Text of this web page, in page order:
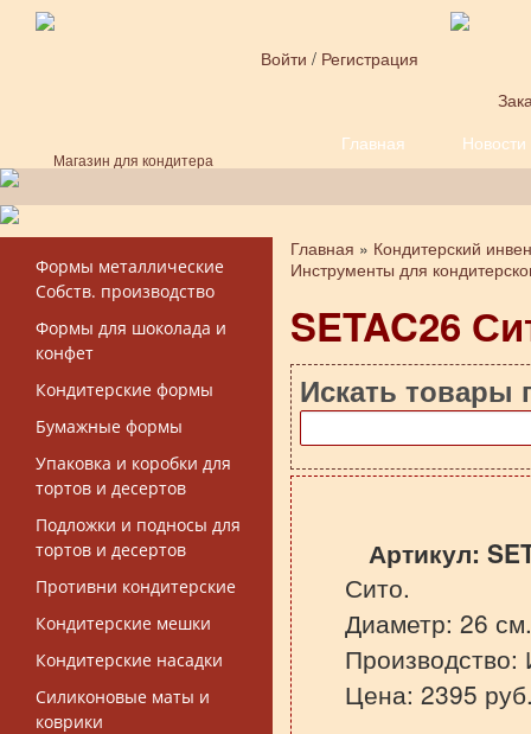
Перейти к основному содержанию
Магазин для кондитера
Войти / Регистрация
Главная
Новости
Форма поиска
Формы металлические
Собств. производство
Формы для шоколада и
конфет
Кондитерские формы
Бумажные формы
Упаковка и коробки для
тортов и десертов
Подложки и подносы для
тортов и десертов
Противни кондитерские
Кондитерские мешки
Кондитерские насадки
Силиконовые маты и
коврики
Вы здесь
Главная » Кондитерский
Инструменты для
SETAC26
Искать товары
Артикул:
Сито.
Диаметр: 26 см.
Цена: 2395